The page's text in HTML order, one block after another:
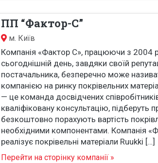
ПП “Фактор-С”
м. Київ
Компанія «Фактор С», працюючи з 2004
сьогоднішній день, завдяки своїй
постачальника, безперечно може
компанією на ринку покрівельних
— це команда досвідчених
кваліфіковану консультацію, підберуть
безкоштовно порахують вартість
необхідними компонентами. Компанія
реалізує покрівельні матеріали Ruukki […]
Перейти на сторінку компанії »